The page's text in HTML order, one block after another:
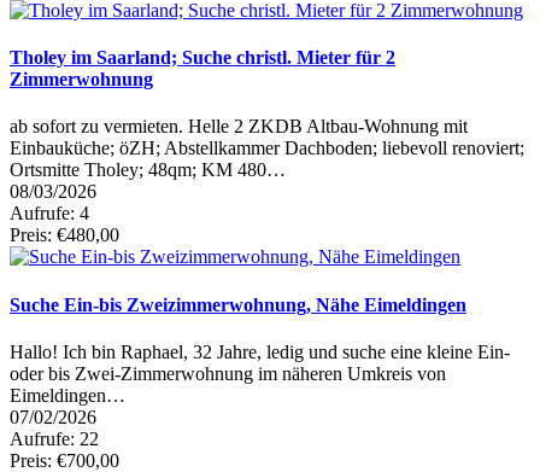
Tholey im Saarland; Suche christl. Mieter für 2
Zimmerwohnung
ab sofort zu vermieten. Helle 2 ZKDB Altbau-Wohnung mit
Einbauküche; öZH; Abstellkammer Dachboden; liebevoll renoviert;
Ortsmitte Tholey; 48qm; KM 480…
08/03/2026
Aufrufe: 4
Preis: €480,00
Suche Ein-bis Zweizimmerwohnung, Nähe Eimeldingen
Hallo! Ich bin Raphael, 32 Jahre, ledig und suche eine kleine Ein-
oder bis Zwei-Zimmerwohnung im näheren Umkreis von
Eimeldingen…
07/02/2026
Aufrufe: 22
Preis: €700,00